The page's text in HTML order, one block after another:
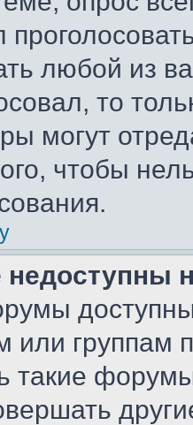
любой из
то
могут
чтобы
недоступны
или группам
такие